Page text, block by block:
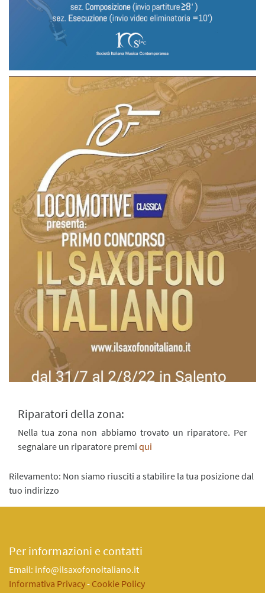
Riparatori della zona:
Nella tua zona non abbiamo trovato un riparatore. Per
segnalare un riparatore premi qui
Rilevamento: Non siamo riusciti a stabilire la tua posizione dal
tuo indirizzo
Per informazioni e contatti
Email: info@ilsaxofonoitaliano.it
Informativa Privacy- Cookie Policy